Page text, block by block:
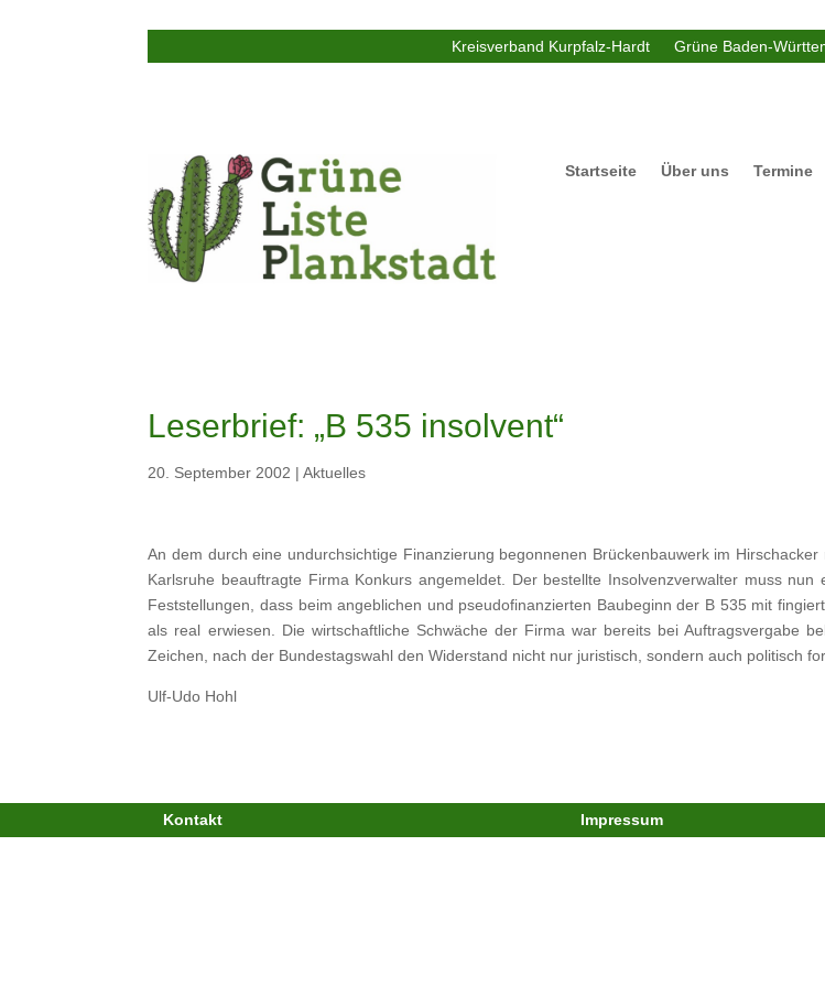
Kreisverband Kurpfalz-Hardt Grüne Baden-
Startseite Über uns Termine
Leserbrief: „B 535 insolvent“
20. September 2002 |Aktuelles
An dem durch eine undurchsichtige Finanzierung begonnenen Brückenbauwerk im
Karlsruhe beauftragte Firma Konkurs angemeldet. Der bestellte Insolvenzverwalter muss
Feststellungen, dass beim angeblichen und pseudofinanzierten Baubeginn der B 535 mit
als real erwiesen. Die wirtschaftliche Schwäche der Firma war bereits bei Auftragsvergabe
Zeichen, nach der Bundestagswahl den Widerstand nicht nur juristisch, sondern auch politisch
Ulf-Udo Hohl
Kontakt Impressum